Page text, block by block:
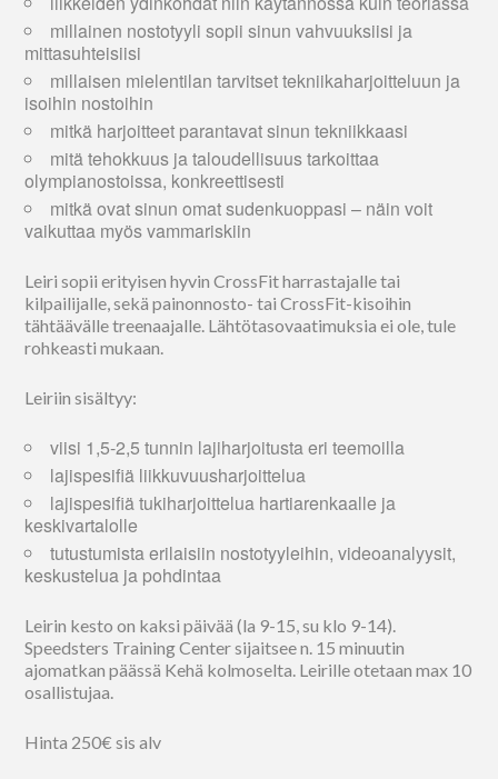
millainen nostotyyli sopii sinun vahvuuksiisi ja
mittasuhteisiisi
millaisen mielentilan tarvitset tekniikaharjoitteluun ja
isoihin nostoihin
mitkä harjoitteet parantavat sinun tekniikkaasi
mitä tehokkuus ja taloudellisuus tarkoittaa
olympianostoissa, konkreettisesti
mitkä ovat sinun omat sudenkuoppasi – näin voit
vaikuttaa myös vammariskiin
Leiri sopii erityisen hyvin CrossFit harrastajalle tai
kilpailijalle, sekä painonnosto- tai CrossFit-kisoihin
tähtäävälle treenaajalle. Lähtötasovaatimuksia ei ole, tule
rohkeasti mukaan.
Leiriin sisältyy:
viisi 1,5-2,5 tunnin lajiharjoitusta eri teemoilla
lajispesifiä liikkuvuusharjoittelua
lajispesifiä tukiharjoittelua hartiarenkaalle ja
keskivartalolle
tutustumista erilaisiin nostotyyleihin, videoanalyysit,
keskustelua ja pohdintaa
Leirin kesto on kaksi päivää (la 9-15, su klo 9-14).
Speedsters Training Center sijaitsee n. 15 minuutin
ajomatkan päässä Kehä kolmoselta. Leirille otetaan max 10
osallistujaa.
Hinta 250€ sis alv